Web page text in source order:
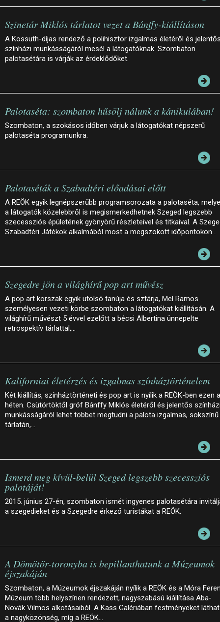
Szinetár Miklós tárlatot vezet a Bánffy-kiállításon
A Kossuth-díjas rendező a polihisztor izgalmas életéről és
színházi munkásságáról mesél a látogatóknak. Szombaton
palotasétára is várják az érdeklődőket.
Palotaséta: szombaton hűsölj nálunk a kánikulában!
Szombaton, a szokásos időben várjuk a látogatókat népszerű
palotaséta programunkra.
Palotaséták a Szabadtéri előadásai előtt
A REÖK egyik legnépszerűbb programsorozata a palotaséta,
a látogatók közelebbről is megismerkedhetnek Szeged legszebb
szecessziós épületének gyönyörű részleteivel és titkaival. A
Szabadtéri Játékok alkalmából most a megszokott időpontokon…
Szegedre jön a világhírű pop art művész
A pop art korszak egyik utolsó tanúja és sztárja, Mel Ramos
személyesen vezeti körbe szombaton a látogatókat kiállításán. A
világhírű művészt 5 évvel ezelőtt a bécsi Albertina ünnepelte
retrospektív tárlattal,…
Kaliforniai életérzés és izgalmas színháztörténelem
Két kiállítás, színháztörténeti és pop art is nyílik a REÖK-ben ezen a
héten. Csütörtöktől gróf Bánffy Miklós életéről és jelentős
munkásságáról lehet többet megtudni a palota izgalmas, sokszínű
tárlatán,…
Ismerd meg kívül-belül Szeged legszebb szecessziós
palotáját!
2015. június 27-én, szombaton ismét ingyenes palotasétára
a szegedieket és a Szegedre érkező turistákat a REÖK.
A Dömötör-toronyba is bepillanthatunk a Múzeumok
éjszakáján
Szombaton, a Múzeumok éjszakáján nyílik a REÖK és a Móra
Múzeum több helyszínen rendezett, nagyszabású kiállítása Aba-
Novák Vilmos alkotásaiból. A Kass Galériában festményeket láthat
a nagyközönség, míg a REÖK…